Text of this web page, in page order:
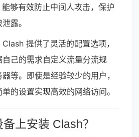
够有效防止中间人攻击，保护
露。
Clash 提供了灵活的配置选项，
自己的需求自定义流量分流规
等。即使是经验较少的用户，
的设置实现高效的网络访问。
上安装 Clash？